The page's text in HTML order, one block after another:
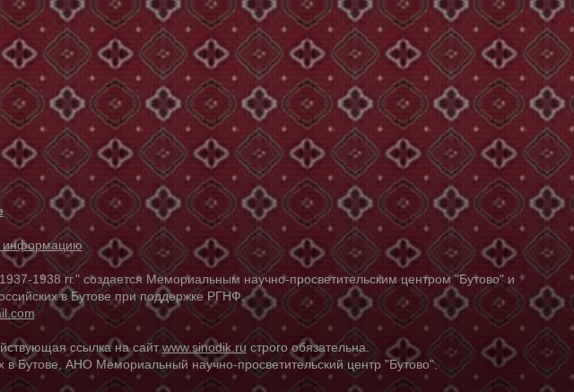
информацию
гг." создается Мемориальным научно-просветительским центром "Бутово" и
в Бутове при поддержке РГНФ.
ссылка на сайтwww.sinodik.ru строго обязательна.
Бутове, АНО Мемориальный научно-просветительский центр "Бутово".